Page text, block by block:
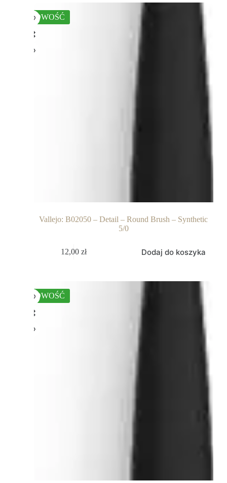
NOWOŚĆ
Vallejo: B02050 – Detail – Round Brush – Synthetic
5/0
12,00 zł Dodaj do koszyka
NOWOŚĆ